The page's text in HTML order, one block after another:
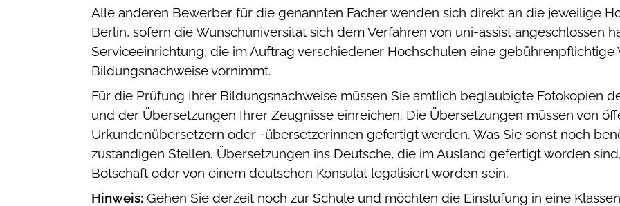
Alle anderen Bewerber für die genannten Fächer wenden sich direkt an die jeweilige
Berlin, sofern die Wunschuniversität sich dem Verfahren von uni-assist angeschlossen
Serviceeinrichtung, die im Auftrag verschiedener Hochschulen eine gebührenpflichtige
Bildungsnachweise vornimmt.
Für die Prüfung Ihrer Bildungsnachweise müssen Sie amtlich beglaubigte Fotokopien
und der Übersetzungen Ihrer Zeugnisse einreichen. Die Übersetzungen müssen von
Urkundenübersetzern oder -übersetzerinnen gefertigt werden. Was Sie sonst noch
zuständigen Stellen. Übersetzungen ins Deutsche, die im Ausland gefertigt worden
Botschaft oder von einem deutschen Konsulat legalisiert worden sein.
Hinweis: Gehen Sie derzeit noch zur Schule und möchten die Einstufung in eine